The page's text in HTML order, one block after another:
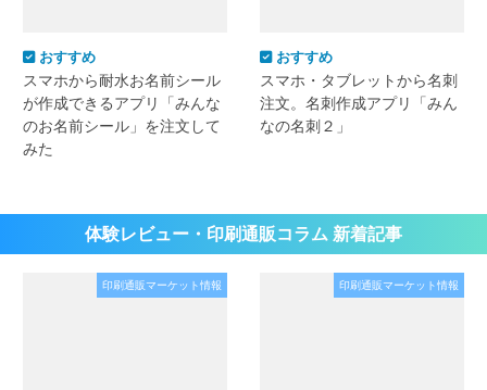
おすすめ
スマホから耐水お名前シール
が作成できるアプリ「みんな
のお名前シール」を注文して
みた
おすすめ
スマホ・タブレットから名刺
注文。名刺作成アプリ「みん
なの名刺２」
体験レビュー・印刷通販コラム 新着記事
印刷通販マーケット情報 印刷通販マーケット情報